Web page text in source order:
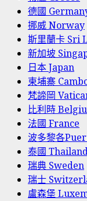
德國
挪威 Norway
斯里蘭卡 Sri
新加坡
日本 Japan
柬埔寨
梵諦岡
比利時
法國 France
波多黎各
泰國
瑞典 Sweden
瑞士
盧森堡